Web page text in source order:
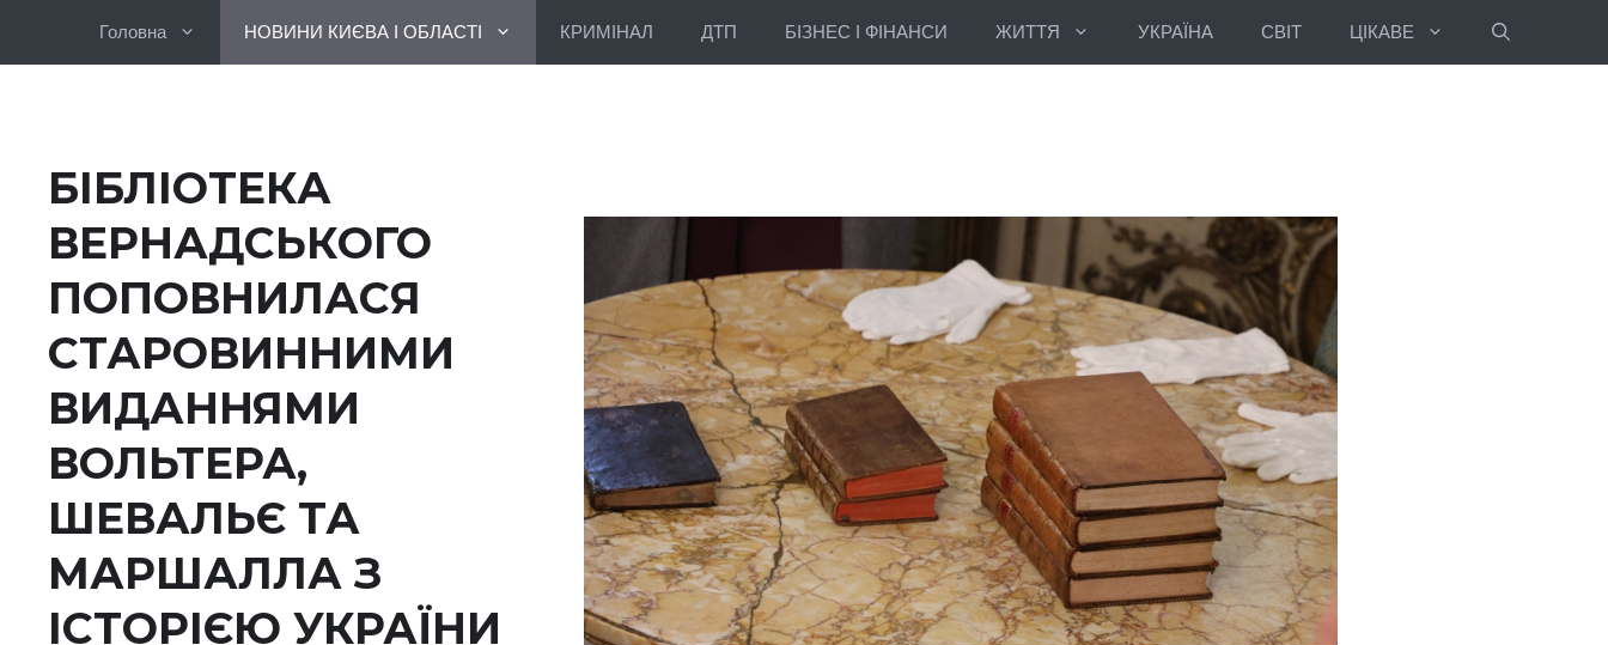
Головна НОВИНИ КИЄВА І ОБЛАСТІ КРИМІНАЛ ДТП БІЗНЕС І ФІНАНСИ ЖИТТЯ УКРАЇНА СВІТ ЦІКАВЕ
БІБЛІОТЕКА
ВЕРНАДСЬКОГО
ПОПОВНИЛАСЯ
СТАРОВИННИМИ
ВИДАННЯМИ
ВОЛЬТЕРА,
ШЕВАЛЬЄ ТА
МАРШАЛЛА З
ІСТОРІЄЮ УКРАЇНИ